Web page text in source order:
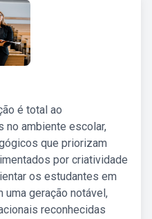
é total ao
no ambiente escolar,
que priorizam
por criatividade
os estudantes em
uma geração notável,
reconhecidas